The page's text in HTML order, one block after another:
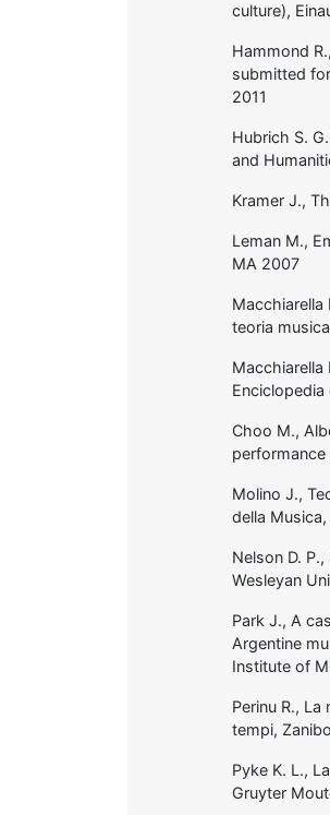
culture),
Hammond
submitted
2011
Hubrich S.
and
Kramer J.,
Leman M.,
MA 2007
Macchiarella
teoria
Macchiarella
Enciclopedia
Choo M.,
performance
Molino J.,
della
Nelson D.
Wesleyan
Park J., A
Argentine
Institute of
Perinu R.,
tempi,
Pyke K. L.,
Gruyter